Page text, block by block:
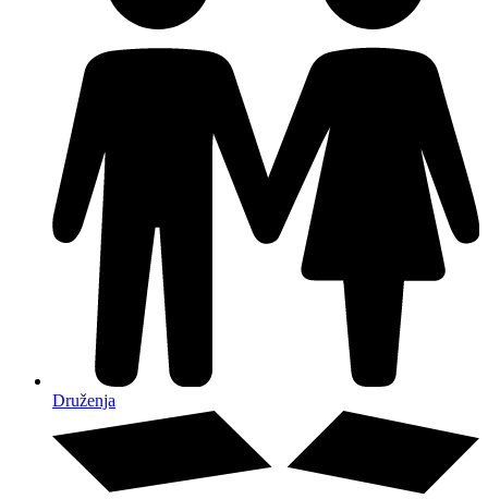
Druženja